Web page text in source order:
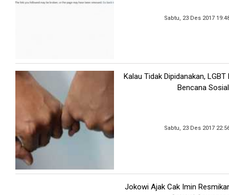
Sabtu, 23 Des 2017
Kalau Tidak Dipidanakan,
Bencana Sosial
Sabtu, 23 Des 2017
Jokowi Ajak Cak Imin